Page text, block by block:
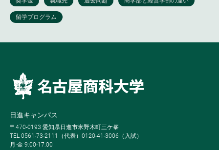
日進キャンパス
〒470-0193 愛知県日進市米野木町三ケ峯
TEL 0561-73-2111（代表）0120-41-3006（入試）
月-金 9:00-17:00